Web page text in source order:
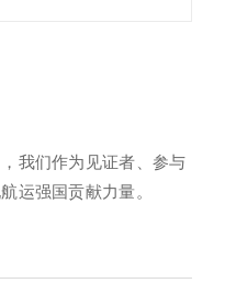
我们作为见证者、参与
运强国贡献力量。